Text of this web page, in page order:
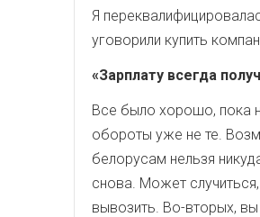
Я
уговорили купить
«Зарплату всегда
Все было хорошо, пока
обороты уже не те.
белорусам нельзя
снова. Может
вывозить. Во-вторых,